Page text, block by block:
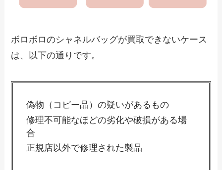
ボロボロのシャネルバッグが買取できないケース
は、以下の通りです。
偽物（コピー品）の疑いがあるもの
修理不可能なほどの劣化や破損がある場
合
正規店以外で修理された製品